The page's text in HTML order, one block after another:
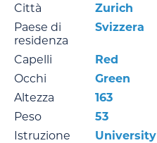
Città
Zurich
Paese di
residenza
Svizzera
Capelli
Red
Occhi
Green
Altezza
163
Peso
53
Istruzione
University